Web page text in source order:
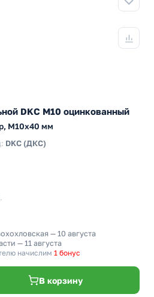
DKC М10 оцинкованный
M10x40 мм
DKC (ДКС)
— 10 августа
— 11 августа
начислим 1 бонус
В корзину